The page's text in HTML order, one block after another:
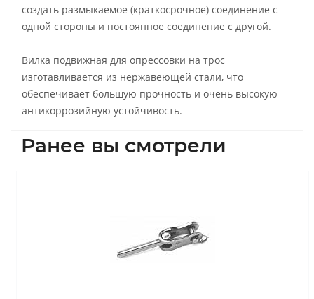
создать размыкаемое (краткосрочное) соединение с
одной стороны и постоянное соединение с другой.
Вилка подвижная для опрессовки на трос
изготавливается из нержавеющей стали, что
обеспечивает большую прочность и очень высокую
антикоррозийную устойчивость.
Ранее вы смотрели